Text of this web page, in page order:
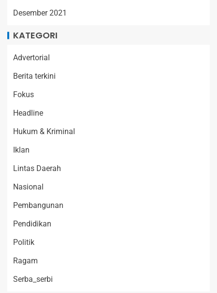
Desember 2021
KATEGORI
Advertorial
Berita terkini
Fokus
Headline
Hukum & Kriminal
Iklan
Lintas Daerah
Nasional
Pembangunan
Pendidikan
Politik
Ragam
Serba_serbi